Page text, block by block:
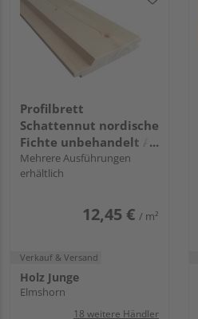
Profilbrett
Schattennut nordische
Fichte unbehandelt A-
Sortierung
Mehrere Ausführungen
erhältlich
12,45 € / m²
Verkauf & Versand
Holz Junge
Elmshorn
18 weitere Händler